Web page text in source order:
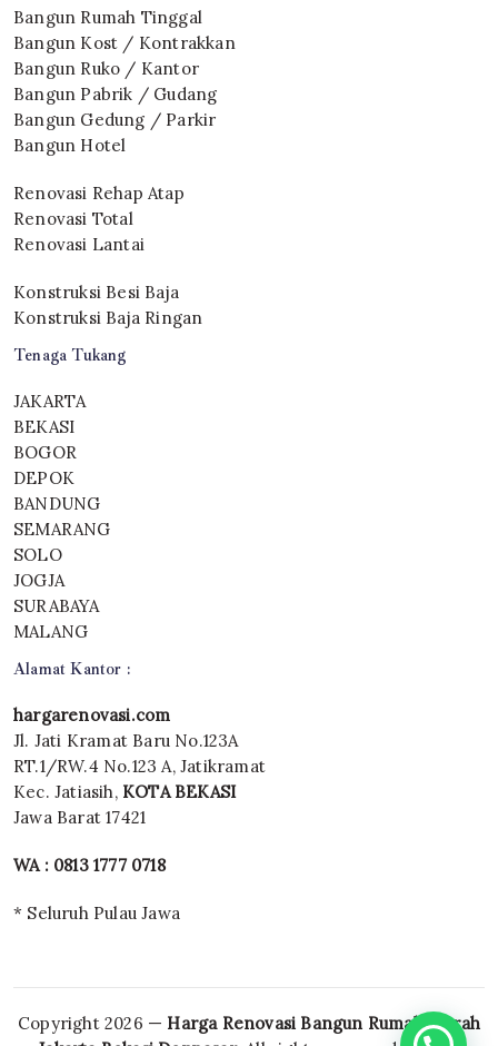
Bangun Rumah Tinggal
Bangun Kost / Kontrakkan
Bangun Ruko / Kantor
Bangun Pabrik / Gudang
Bangun Gedung / Parkir
Bangun Hotel
Renovasi Rehap Atap
Renovasi Total
Renovasi Lantai
Konstruksi Besi Baja
Konstruksi Baja Ringan
Tenaga Tukang
JAKARTA
BEKASI
BOGOR
DEPOK
BANDUNG
SEMARANG
SOLO
JOGJA
SURABAYA
MALANG
Alamat Kantor :
hargarenovasi.com
Jl. Jati Kramat Baru No.123A
RT.1/RW.4 No.123 A, Jatikramat
Kec. Jatiasih, KOTA BEKASI
Jawa Barat 17421
WA : 0813 1777 0718
* Seluruh Pulau Jawa
Copyright 2026 — Harga Renovasi Bangun Rumah Murah